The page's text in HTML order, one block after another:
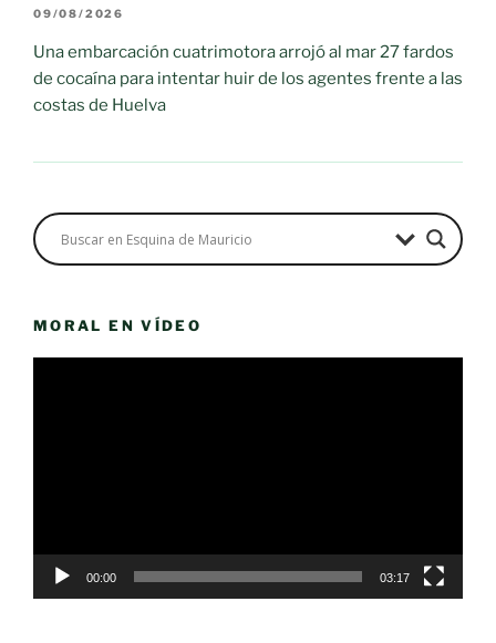
09/08/2026
Una embarcación cuatrimotora arrojó al mar 27 fardos
de cocaína para intentar huir de los agentes frente a las
costas de Huelva
MORAL EN VÍDEO
00:00 03:17